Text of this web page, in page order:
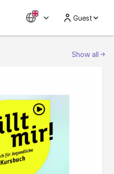
Guest
Show all